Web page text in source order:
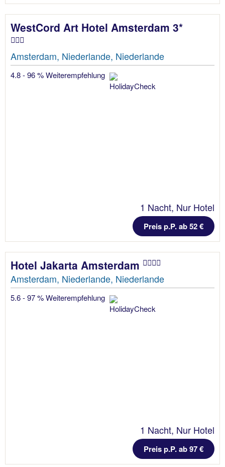
WestCord Art Hotel Amsterdam 3*
Amsterdam, Niederlande, Niederlande
4.8 - 96 % Weiterempfehlung
1 Nacht, Nur Hotel
Preis p.P. ab 52 €
Hotel Jakarta Amsterdam
Amsterdam, Niederlande, Niederlande
5.6 - 97 % Weiterempfehlung
1 Nacht, Nur Hotel
Preis p.P. ab 97 €